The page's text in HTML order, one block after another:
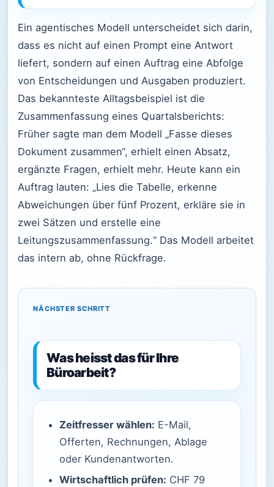
Ein agentisches Modell unterscheidet sich darin,
dass es nicht auf einen Prompt eine Antwort
liefert, sondern auf einen Auftrag eine Abfolge
von Entscheidungen und Ausgaben produziert.
Das bekannteste Alltagsbeispiel ist die
Zusammenfassung eines Quartalsberichts:
Früher sagte man dem Modell „Fasse dieses
Dokument zusammen“, erhielt einen Absatz,
ergänzte Fragen, erhielt mehr. Heute kann ein
Auftrag lauten: „Lies die Tabelle, erkenne
Abweichungen über fünf Prozent, erkläre sie in
zwei Sätzen und erstelle eine
Leitungszusammenfassung.“ Das Modell arbeitet
das intern ab, ohne Rückfrage.
NÄCHSTER SCHRITT
Was heisst das für Ihre
Büroarbeit?
Zeitfresser wählen: E-Mail,
Offerten, Rechnungen, Ablage
oder Kundenantworten.
Wirtschaftlich prüfen: CHF 79